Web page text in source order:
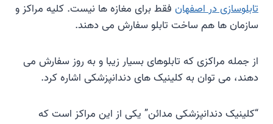
تابلوسازی در اصفهان فقط برای مغازه ها نیست. کلیه مراکز و
سازمان ها هم ساخت تابلو سفارش می دهند.
از جمله مراکزی که تابلوهای بسیار زیبا و به روز سفارش می
دهند، می توان به کلینیک های دندانپزشکی اشاره کرد.
“کلینیک دندانپزشکی مدائن” یکی از این مراکز است که